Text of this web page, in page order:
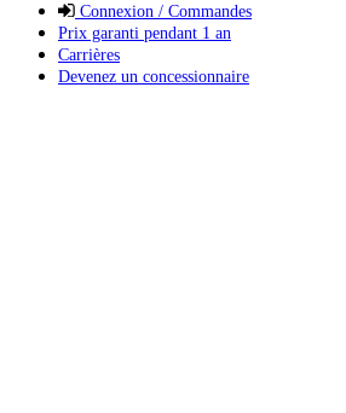
Connexion / Commandes
Prix garanti pendant 1 an
Carrières
Devenez un concessionnaire